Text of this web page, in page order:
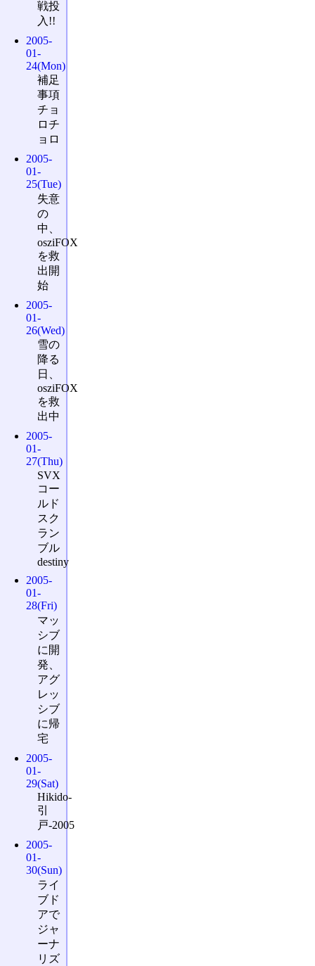
戦投
入!!
2005-
01-
24(Mon)
補足
事項
チョ
ロチ
ョロ
2005-
01-
25(Tue)
失意
の
中、
osziFOX
を救
出開
始
2005-
01-
26(Wed)
雪の
降る
日、
osziFOX
を救
出中
2005-
01-
27(Thu)
SVX
コー
ルド
スク
ラン
ブル
destiny
2005-
01-
28(Fri)
マッ
シブ
に開
発、
アグ
レッ
シブ
に帰
宅
2005-
01-
29(Sat)
Hikido-
引
戸-2005
2005-
01-
30(Sun)
ライ
ブド
アで
ジャ
ーナ
リズ